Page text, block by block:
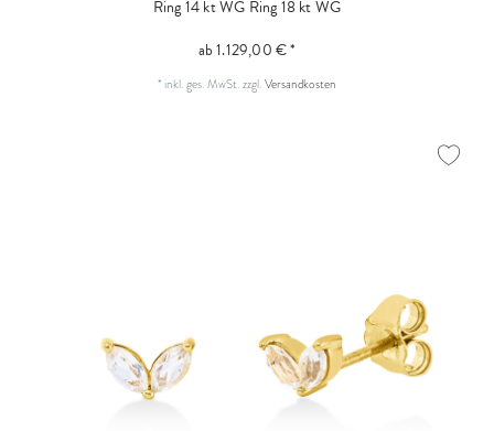
Ring 14 kt WG Ring 18 kt WG
ab 1.129,00 € *
* inkl. ges. MwSt.zzgl.Versandkosten